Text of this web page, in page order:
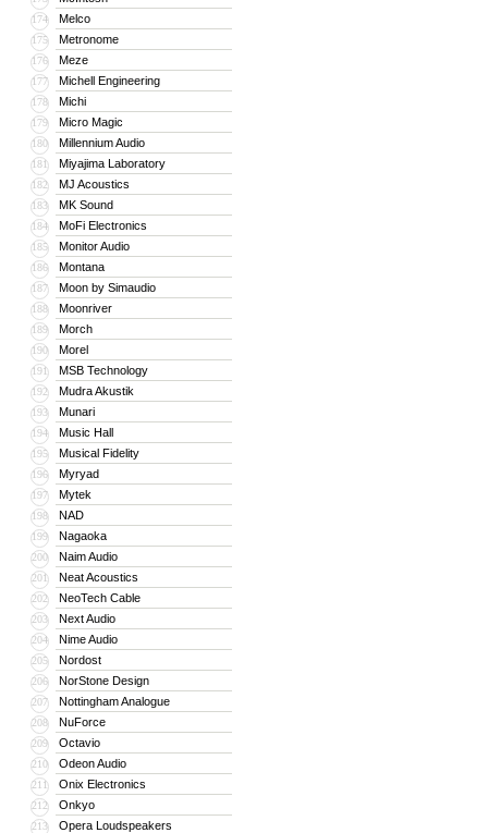
174 Melco
175 Metronome
176 Meze
177 Michell Engineering
178 Michi
179 Micro Magic
180 Millennium Audio
181 Miyajima Laboratory
182 MJ Acoustics
183 MK Sound
184 MoFi Electronics
185 Monitor Audio
186 Montana
187 Moon by Simaudio
188 Moonriver
189 Morch
190 Morel
191 MSB Technology
192 Mudra Akustik
193 Munari
194 Music Hall
195 Musical Fidelity
196 Myryad
197 Mytek
198 NAD
199 Nagaoka
200 Naim Audio
201 Neat Acoustics
202 NeoTech Cable
203 Next Audio
204 Nime Audio
205 Nordost
206 NorStone Design
207 Nottingham Analogue
208 NuForce
209 Octavio
210 Odeon Audio
211 Onix Electronics
212 Onkyo
213 Opera Loudspeakers